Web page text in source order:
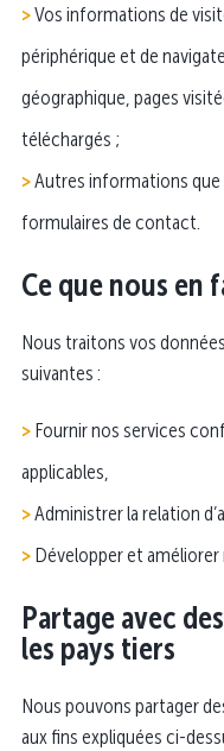
Vos informations de
périphérique et de
géographique, pages
téléchargés ;
Autres informations
formulaires de contact.
Ce que nous en
Nous traitons vos
suivantes :
Fournir nos services
applicables,
Administrer la relation
Développer et
Partage avec
les pays tiers
Nous pouvons partager
aux fins expliquées ci-